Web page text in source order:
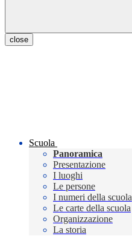
close
Scuola
Panoramica
Presentazione
I luoghi
Le persone
I numeri della scuola
Le carte della scuola
Organizzazione
La storia